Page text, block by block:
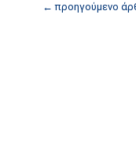
← προηγούμενο